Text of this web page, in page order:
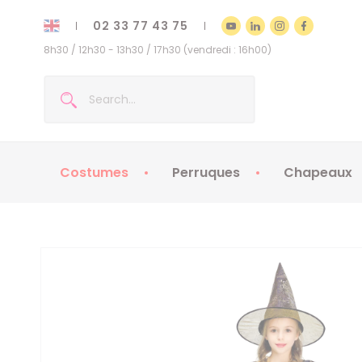
02 33 77 43 75
8h30 / 12h30 - 13h30 / 17h30 (vendredi : 16h00)
Costumes Perruques Chapeaux